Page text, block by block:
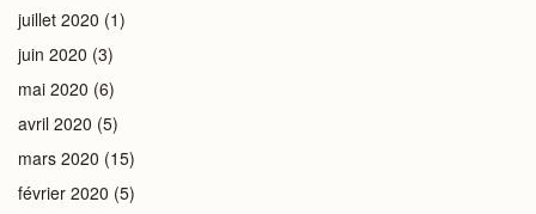
juillet 2020 (1)
juin 2020 (3)
mai 2020 (6)
avril 2020 (5)
mars 2020 (15)
février 2020 (5)